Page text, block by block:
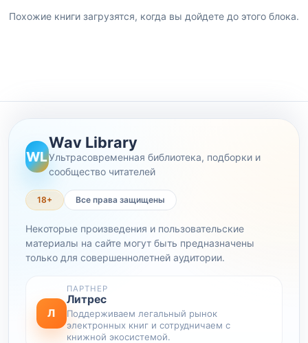
Похожие книги загрузятся, когда вы дойдете до этого блока.
WL
Wav Library
Ультрасовременная библиотека, подборки и
сообщество читателей
18+ Все права защищены
Некоторые произведения и пользовательские
материалы на сайте могут быть предназначены
только для совершеннолетней аудитории.
Л
ПАРТНЕР
Литрес
Поддерживаем легальный рынок
электронных книг и сотрудничаем с
книжной экосистемой.